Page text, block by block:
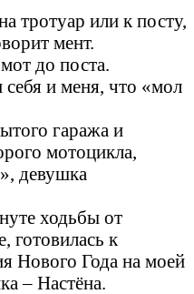
тротуар или к посту,
мент.
до поста.
и меня, что «мол
гаража и
мотоцикла,
девушка
ходьбы от
готовилась к
Нового Года на моей
– Настёна.